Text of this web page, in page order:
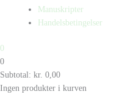
Manuskripter
Handelsbetingelser
0
0
Subtotal: kr. 0,00
Ingen produkter i kurven